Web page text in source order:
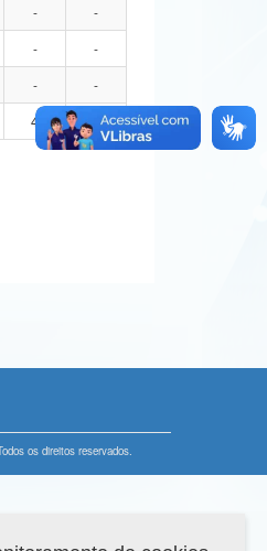
-
-
-
-
-
-
4
os direitos reservados.